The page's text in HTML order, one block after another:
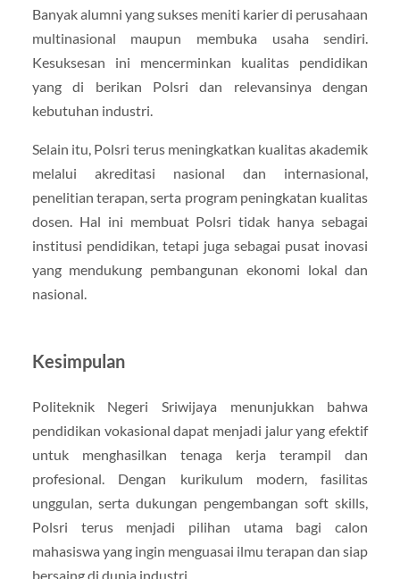
Banyak alumni yang sukses meniti karier di perusahaan
multinasional maupun membuka usaha sendiri.
Kesuksesan ini mencerminkan kualitas pendidikan
yang di berikan Polsri dan relevansinya dengan
kebutuhan industri.
Selain itu, Polsri terus meningkatkan kualitas akademik
melalui akreditasi nasional dan internasional,
penelitian terapan, serta program peningkatan kualitas
dosen. Hal ini membuat Polsri tidak hanya sebagai
institusi pendidikan, tetapi juga sebagai pusat inovasi
yang mendukung pembangunan ekonomi lokal dan
nasional.
Kesimpulan
Politeknik Negeri Sriwijaya menunjukkan bahwa
pendidikan vokasional dapat menjadi jalur yang efektif
untuk menghasilkan tenaga kerja terampil dan
profesional. Dengan kurikulum modern, fasilitas
unggulan, serta dukungan pengembangan soft skills,
Polsri terus menjadi pilihan utama bagi calon
mahasiswa yang ingin menguasai ilmu terapan dan siap
bersaing di dunia industri.